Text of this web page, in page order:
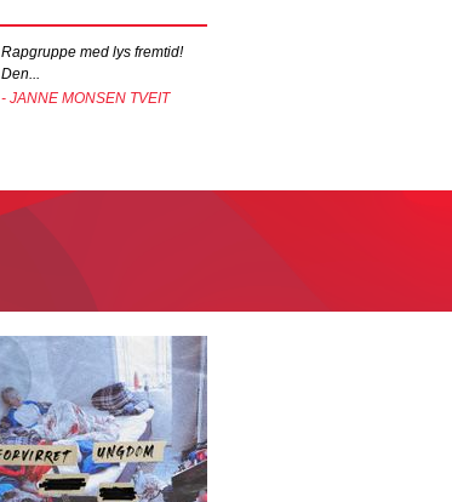
Rapgruppe med lys fremtid!
Den...
- JANNE MONSEN TVEIT